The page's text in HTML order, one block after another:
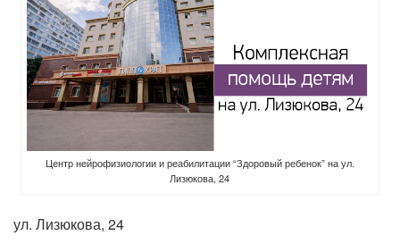
Центр нейрофизиологии и реабилитации “Здоровый ребенок” на ул.
Лизюкова, 24
ул. Лизюкова, 24